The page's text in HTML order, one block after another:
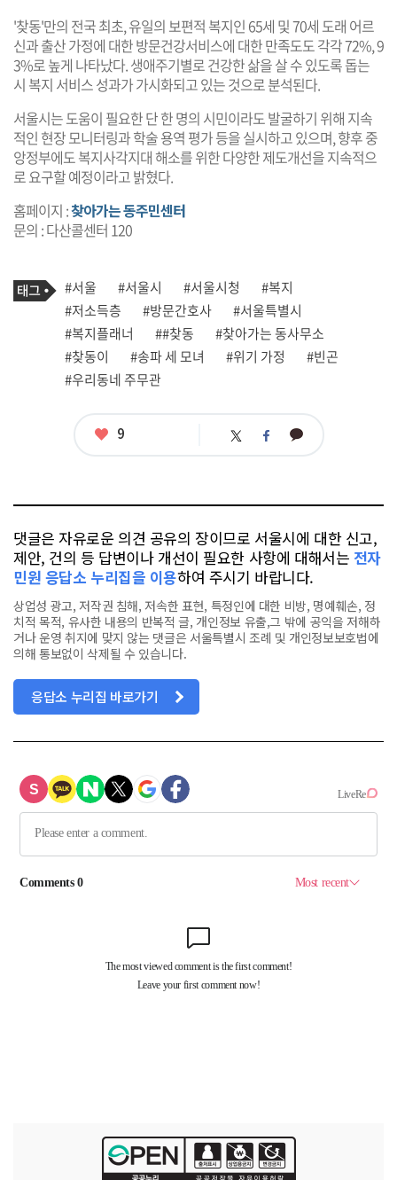
'찾동'만의 전국 최초, 유일의 보편적 복지인 65세 및 70세 도래 어르
신과 출산 가정에 대한 방문건강서비스에 대한 만족도도 각각 72%, 9
3%로 높게 나타났다. 생애주기별로 건강한 삶을 살 수 있도록 돕는
시 복지 서비스 성과가 가시화되고 있는 것으로 분석된다.
서울시는 도움이 필요한 단 한 명의 시민이라도 발굴하기 위해 지속
적인 현장 모니터링과 학술 용역 평가 등을 실시하고 있으며, 향후 중
앙정부에도 복지사각지대 해소를 위한 다양한 제도개선을 지속적으
로 요구할 예정이라고 밝혔다.
홈페이지 :찾아가는 동주민센터
문의 : 다산콜센터 120
기
사
관
련
태
그
태
그
#서울 #서울시 #서울시청
#복지
#저소득층
#방문간호사
#서울특별시
#복지플래너
##찾동
#찾아가는 동사무소
#찾동이
#송파 세 모녀 #위기 가정
#빈곤
#우리동네 주무관
좋
9 트 페 카
댓글은 자유로운 의견 공유의 장이므로 서울시에 대한 신고,
제안, 건의 등 답변이나 개선이 필요한 사항에 대해서는 전자
민원 응답소 누리집을 이용하여 주시기 바랍니다.
상업성 광고, 저작권 침해, 저속한 표현, 특정인에 대한 비방, 명예훼손, 정
치적 목적, 유사한 내용의 반복적 글, 개인정보 유출,그 밖에 공익을 저해하
거나 운영 취지에 맞지 않는 댓글은 서울특별시 조례 및 개인정보보호법에
의해 통보없이 삭제될 수 있습니다.
응답소 누리집 바로가기